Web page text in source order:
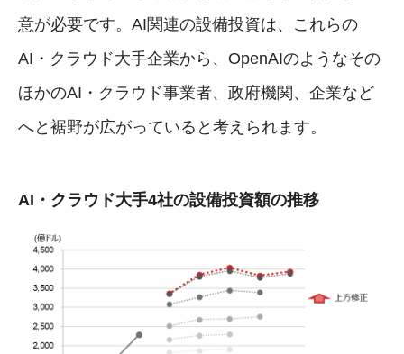
意が必要です。AI関連の設備投資は、これらの
AI・クラウド大手企業から、OpenAIのようなその
ほかのAI・クラウド事業者、政府機関、企業など
へと裾野が広がっていると考えられます。
AI・クラウド大手4社の設備投資額の推移